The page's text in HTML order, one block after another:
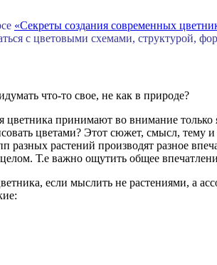
«Секреты создания современных
с цветовыми схемами, структурой,
что-то свое, не как в природе?
принимают во внимание только
цветами? Этот сюжет, смысл, тему
разных растений производят разное
Т.е важно ощутить общее
если мыслить не растениями, а